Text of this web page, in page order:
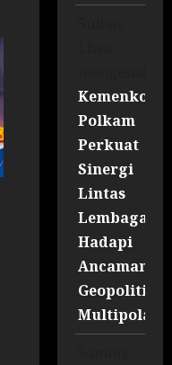
Kemenko
Polkam
Perkuat
Sinergi
Lintas
Lembaga
Hadapi
Ancaman
Geopolitik
Multipolar